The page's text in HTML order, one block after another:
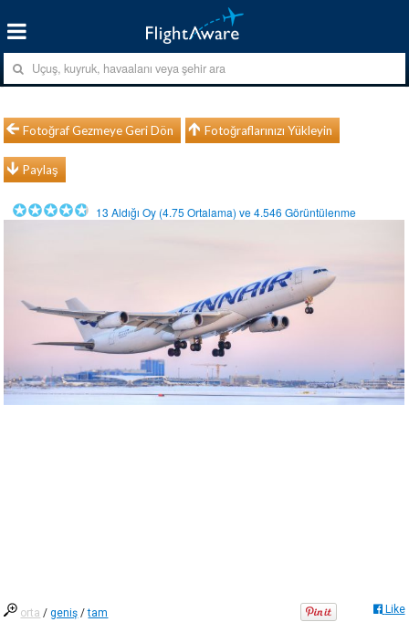
Fotoğraf Gezmeye Geri Dön Fotoğraflarınızı Yükleyin
Paylaş
13 Aldığı Oy (4.75 Ortalama) ve4.546 Görüntülenme
orta /geniş /tam Like